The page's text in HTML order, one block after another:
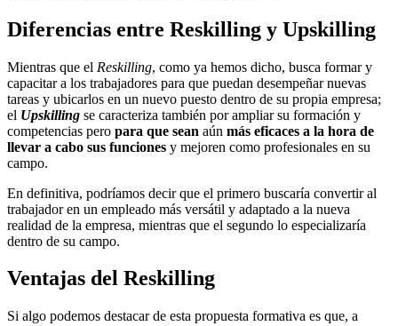
Diferencias entre Reskilling y Upskilling
Mientras que el Reskilling, como ya hemos dicho, busca formar y
capacitar a los trabajadores para que puedan desempeñar nuevas
tareas y ubicarlos en un nuevo puesto dentro de su propia empresa;
el Upskilling se caracteriza también por ampliar su formación y
competencias pero para que sean aún más eficaces a la hora de
llevar a cabo sus funciones y mejoren como profesionales en su
campo.
En definitiva, podríamos decir que el primero buscaría convertir al
trabajador en un empleado más versátil y adaptado a la nueva
realidad de la empresa, mientras que el segundo lo especializaría
dentro de su campo.
Ventajas del Reskilling
Si algo podemos destacar de esta propuesta formativa es que, a